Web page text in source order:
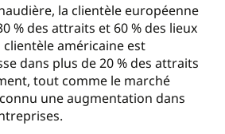
la clientèle européenne
% des attraits et 60 % des lieux
clientèle américaine est
dans plus de 20 % des attraits
tout comme le marché
une augmentation dans